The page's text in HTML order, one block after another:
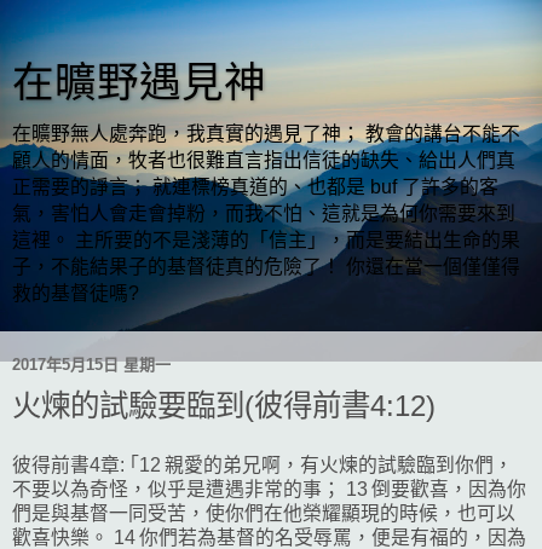
在曠野遇見神
在曠野無人處奔跑，我真實的遇見了神； 教會的講台不能不
顧人的情面，牧者也很難直言指出信徒的缺失、給出人們真
正需要的諍言； 就連標榜真道的、也都是 buf 了許多的客
氣，害怕人會走會掉粉，而我不怕、這就是為何你需要來到
這裡。 主所要的不是淺薄的「信主」，而是要結出生命的果
子，不能結果子的基督徒真的危險了！ 你還在當一個僅僅得
救的基督徒嗎?
2017年5月15日 星期一
火煉的試驗要臨到(彼得前書4:12)
彼得前書4章: ｢12 親愛的弟兄啊，有火煉的試驗臨到你們，
不要以為奇怪，似乎是遭遇非常的事； 13 倒要歡喜，因為你
們是與基督一同受苦，使你們在他榮耀顯現的時候，也可以
歡喜快樂。 14 你們若為基督的名受辱罵，便是有福的，因為